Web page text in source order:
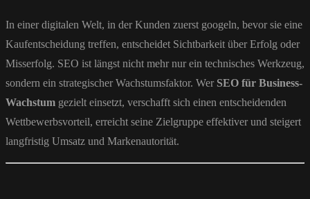
In einer digitalen Welt, in der Kunden zuerst googeln, bevor sie eine
Kaufentscheidung treffen, entscheidet Sichtbarkeit über Erfolg oder
Misserfolg. SEO ist längst nicht mehr nur ein technisches Werkzeug,
sondern ein strategischer Wachstumsfaktor. Wer SEO für Business-
Wachstum gezielt einsetzt, verschafft sich einen entscheidenden
Wettbewerbsvorteil, erreicht seine Zielgruppe effektiver und steigert
langfristig Umsatz und Markenautorität.